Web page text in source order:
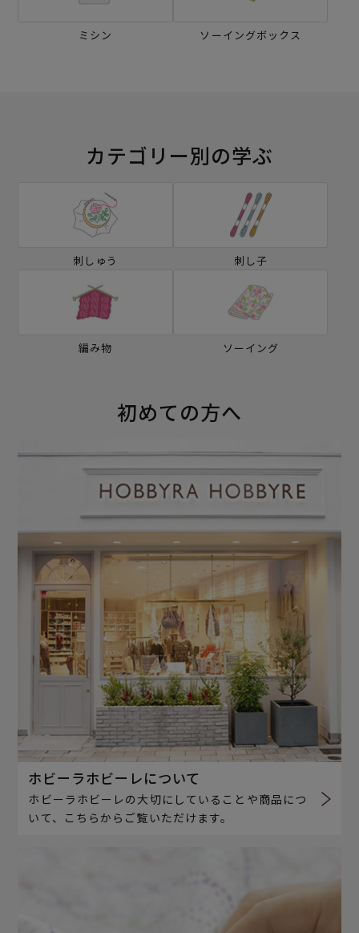
ミシン ソーイングボックス
カテゴリー別の学ぶ
刺しゅう 刺し子
編み物 ソーイング
初めての方へ
ホビーラホビーレについて
ホビーラホビーレの大切にしていることや商品につ
いて、こちらからご覧いただけます。